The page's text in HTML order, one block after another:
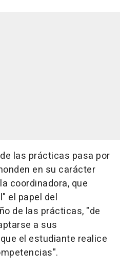
las prácticas pasa por
en su carácter
coordinadora, que
el papel del
de las prácticas, "de
a sus
el estudiante realice